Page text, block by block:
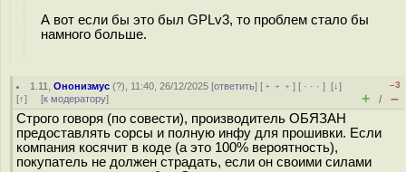
А вот если бы это был GPLv3, то проблем стало бы
намного больше.
1.11 ,Ононизмус (?), 11:40, 26/12/2025 [ответить] [ ﹢﹢﹢] [ · · ·][↓]
[↑] [к модератору]
–3
+ / –
Строго говоря (по совести), производитель ОБЯЗАН
предоставлять сорсы и полную инфу для прошивки. Если
компания косячит в коде (а это 100% вероятность),
покупатель не должен страдать, если он своими силами